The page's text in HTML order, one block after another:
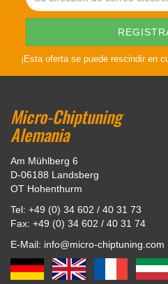
¡Esta oferta se puede rescindir en
Micro-Chiptuning
Alemania
Am Mühlberg 6
D-06188 Landsberg
OT Hohenthurm
Tel: +49 (0) 34 602 / 40 31 73
Fax: +49 (0) 34 602 / 40 31 74
E-Mail: info@micro-chiptuning.com